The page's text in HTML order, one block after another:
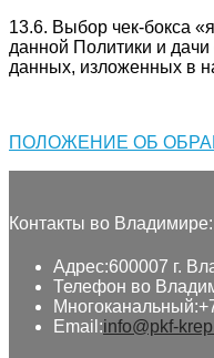
13.6. Выбор чек-бокса
данной Политики и
данных, изложенных в
ПОЛОЖЕНИЕ ОБ
Контакты во Владимире:
Адрес:600007 г.
Телефон во
Многоканальный:
Email:info@pkf-